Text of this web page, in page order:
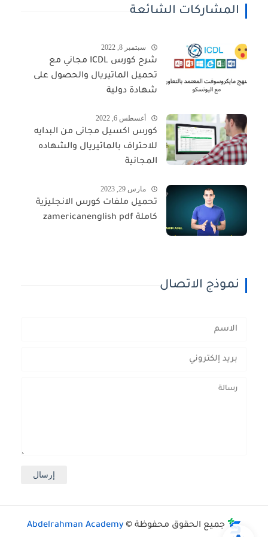
المشاركات الشائعة
سبتمبر 8, 2022
شرح كورس ICDL مجاني مع
تحميل الماتيريال والحصول على
شهادة دولية
أغسطس 6, 2022
كورس اكسيل مجانى من البدايه
للاحتراف بالماتيريال والشهاده
المجانية
مارس 29, 2023
تحميل ملفات كورس الانجليزية
كاملة zamericanenglish pdf
نموذج الاتصال
جميع الحقوق محفوظة © Abdelrahman Academy